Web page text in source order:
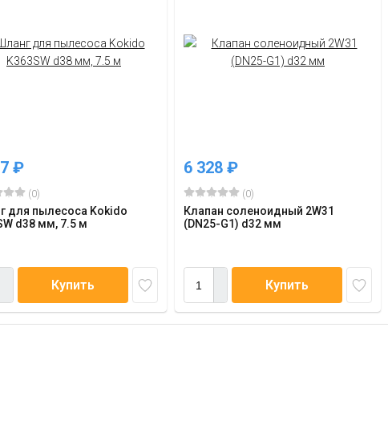
₽
(0)
для пылесоса Kokido
d38 мм, 7.5 м
Купить
6 328 ₽
(0)
Клапан соленоидный 2W31
(DN25-G1) d32 мм
Купить